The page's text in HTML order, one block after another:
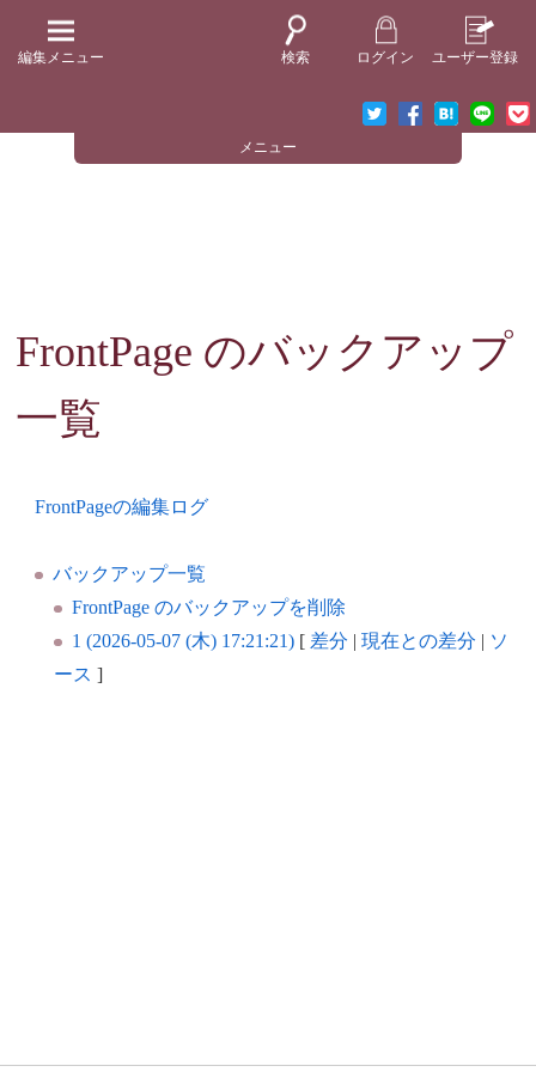
編集メニュー 検索 ログイン ユーザー登録
メニュー
FrontPage のバックアップ
一覧
FrontPageの編集ログ
バックアップ一覧
FrontPage のバックアップを削除
1 (2026-05-07 (木) 17:21:21)[ 差分 | 現在との差分 | ソ
ース ]